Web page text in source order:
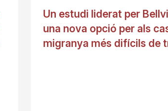
Un estudi liderat per
una nova opció per als
migranya més difícils de